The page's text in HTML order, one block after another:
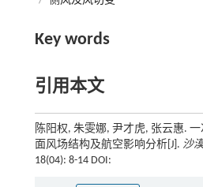
Key words
引用本文
陈阳权, 朱雯娜, 尹才虎, 张云惠.
面风场结构及航空影响分析[J]. 沙
18(04): 8-14 DOI: